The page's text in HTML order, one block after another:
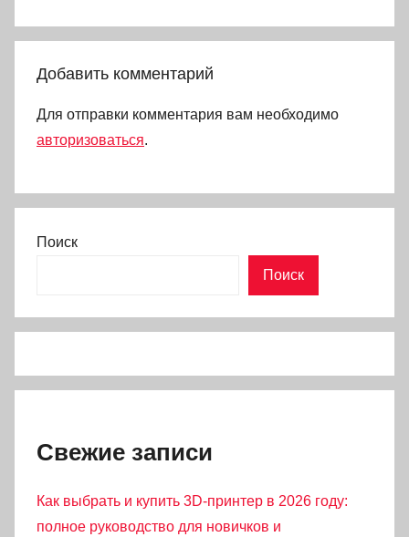
Добавить комментарий
Для отправки комментария вам необходимо
авторизоваться.
Поиск
Поиск
Свежие записи
Как выбрать и купить 3D-принтер в 2026 году:
полное руководство для новичков и